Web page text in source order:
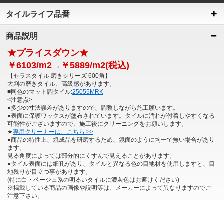
タイルライフ品番
商品説明
★プライスダウン★
￥6103/m2→￥5889/m2(税込)
【セラスタイル 磨きシリーズ 600角】
大判の磨きタイル、高級感があります。
■同色のマット調タイル:25055MRK
<注意点>
●多少の寸法誤差がありますので、調整しながら施工願います。
●表面に保護ワックスが塗布されています。タイルに汚れが付着しやすくなる
可能性がございますので、施工後にクリーニングをお願いします。
★専用クリーナーは、こちら >>
●商品の特性上、焼成品を研磨するため、鏡面のように均一で無い場合があり
ます。
見る角度によっては部分的にくすんで見えることがあります。
●タイル表面には細孔があり、タイルと異なる色の目地材を使用しますと、目
地残りが目立つ事があります。
(特に白・ベージュ系の明るいタイルに濃灰色はお避けください)
※掲載している商品の画像や説明等は、メーカーによって異なりますのでご
注意下さい。